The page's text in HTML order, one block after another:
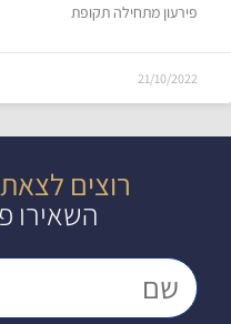
פירעון מתחילה תקופת
21/10/2022
רוצים
השאירו